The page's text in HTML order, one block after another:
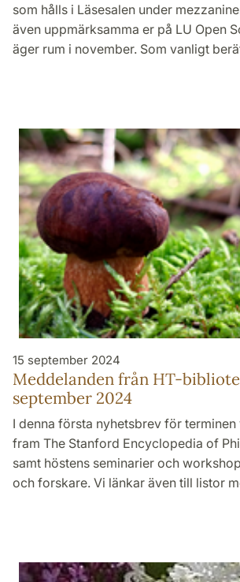
som hålls i Läsesalen under
även uppmärksamma er på LU Open
äger rum i november. Som vanligt
15 september 2024
Meddelanden från HT-
september 2024
I denna första nyhetsbrev för
fram The Stanford Encyclopedia of
samt höstens seminarier och
och forskare. Vi länkar även till listor